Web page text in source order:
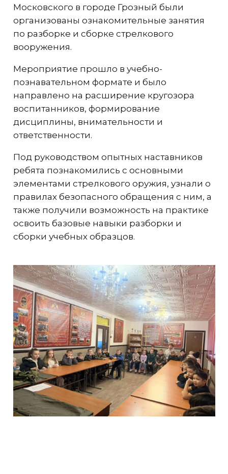
Московского в городе Грозный были
организованы ознакомительные занятия
по разборке и сборке стрелкового
вооружения.
Мероприятие прошло в учебно-
познавательном формате и было
направлено на расширение кругозора
воспитанников, формирование
дисциплины, внимательности и
ответственности.
Под руководством опытных наставников
ребята познакомились с основными
элементами стрелкового оружия, узнали о
правилах безопасного обращения с ним, а
также получили возможность на практике
освоить базовые навыки разборки и
сборки учебных образцов.